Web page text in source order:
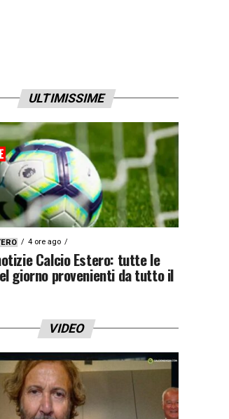
ULTIMISSIME
4 ore ago
Calcio Estero: tutte le
giorno provenienti da tutto il
VIDEO